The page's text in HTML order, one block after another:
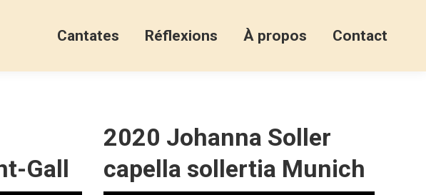
Cantates Réflexions À propos Contact
Gall
2020 Johanna Soller
capella sollertia Munich